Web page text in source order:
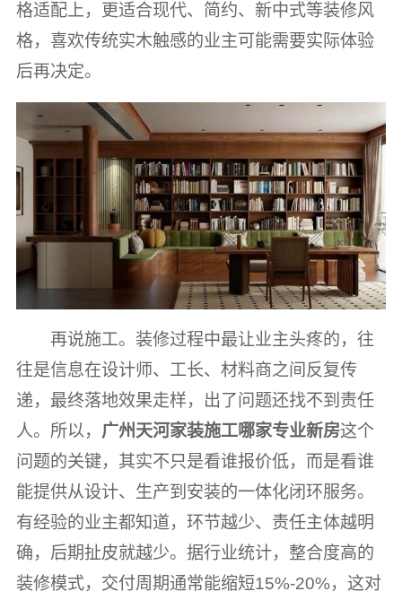
格适配上，更适合现代、简约、新中式等装修风
格，喜欢传统实木触感的业主可能需要实际体验
后再决定。
再说施工。装修过程中最让业主头疼的，往
往是信息在设计师、工长、材料商之间反复传
递，最终落地效果走样，出了问题还找不到责任
人。所以， 广州天河家装施工哪家专业新房这个
问题的关键，其实不只是看谁报价低，而是看谁
能提供从设计、生产到安装的一体化闭环服务。
有经验的业主都知道，环节越少、责任主体越明
确，后期扯皮就越少。据行业统计，整合度高的
装修模式，交付周期通常能缩短15%-20%，这对